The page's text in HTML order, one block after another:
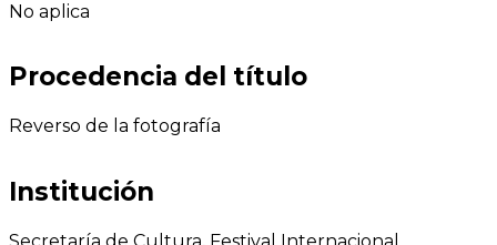
No aplica
Procedencia del título
Reverso de la fotografía
Institución
Secretaría de Cultura, Festival Internacional